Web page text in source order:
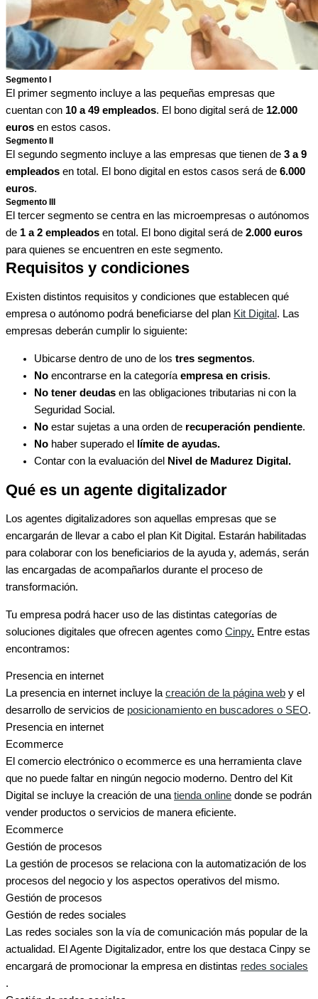
Segmento I
El primer segmento incluye a las pequeñas empresas que
cuentan con 10 a 49 empleados. El bono digital será de 12.000
euros en estos casos.
Segmento II
El segundo segmento incluye a las empresas que tienen de 3 a 9
empleados en total. El bono digital en estos casos será de 6.000
euros.
Segmento III
El tercer segmento se centra en las microempresas o autónomos
de 1 a 2 empleados en total. El bono digital será de 2.000 euros
para quienes se encuentren en este segmento.
Requisitos y condiciones
Existen distintos requisitos y condiciones que establecen qué
empresa o autónomo podrá beneficiarse del plan Kit Digital. Las
empresas deberán cumplir lo siguiente:
Ubicarse dentro de uno de los tres segmentos.
No encontrarse en la categoría empresa en crisis.
No tener deudas en las obligaciones tributarias ni con la
Seguridad Social.
No estar sujetas a una orden de recuperación pendiente.
No haber superado el
límite de ayudas.
Contar con la evaluación del Nivel de Madurez Digital.
Qué es un agente digitalizador
Los agentes digitalizadores son aquellas empresas que se
encargarán de llevar a cabo el plan Kit Digital. Estarán habilitadas
para colaborar con los beneficiarios de la ayuda y, además, serán
las encargadas de acompañarlos durante el proceso de
transformación.
Tu empresa podrá hacer uso de las distintas categorías de
soluciones digitales que ofrecen agentes como Cinpy. Entre estas
encontramos:
Presencia en internet
La presencia en internet incluye lacreación de la página web y el
desarrollo de servicios de posicionamiento en buscadores o SEO.
Presencia en internet
Ecommerce
El comercio electrónico o ecommerce es una herramienta clave
que no puede faltar en ningún negocio moderno. Dentro del Kit
Digital se incluye la creación de unatienda online donde se podrán
vender productos o servicios de manera eficiente.
Ecommerce
Gestión de procesos
La gestión de procesos se relaciona con la automatización de los
procesos del negocio y los aspectos operativos del mismo.
Gestión de procesos
Gestión de redes sociales
Las redes sociales son la vía de comunicación más popular de la
actualidad. El Agente Digitalizador, entre los que destaca Cinpy se
encargará de promocionar la empresa en distintas redes sociales
.